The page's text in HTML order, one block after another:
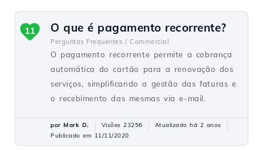
O que é pagamento recorrente?
Perguntas Frequentes / Commercial
O pagamento recorrente permite a cobrança
automática do cartão para a renovação dos
serviços, simplificando a gestão das faturas e
o recebimento das mesmas via e-mail.
11
por Mark D. Visões 23256
Atualizado há 2 anos
Publicado em 11/11/2020